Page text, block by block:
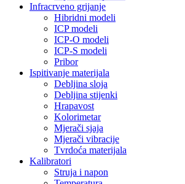
Infracrveno grijanje
Hibridni modeli
ICP modeli
ICP-O modeli
ICP-S modeli
Pribor
Ispitivanje materijala
Debljina sloja
Debljina stijenki
Hrapavost
Kolorimetar
Mjerači sjaja
Mjerači vibracije
Tvrdoća materijala
Kalibratori
Struja i napon